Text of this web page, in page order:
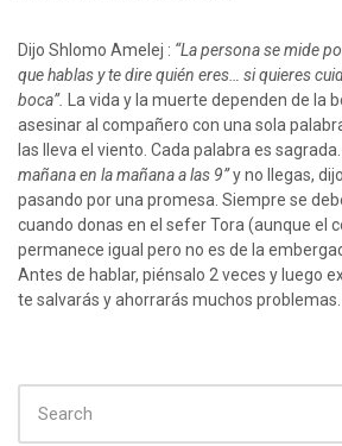
Dijo Shlomo Amelej : “La persona se mide
que hablas y te dire quién eres… si quieres
boca”.
La vida y la muerte dependen de la
asesinar al compañero con una sola
las lleva el viento. Cada palabra es
mañana en la mañana a las 9”y no llegas,
pasando por una promesa. Siempre se
cuando donas en el sefer Tora (aunque el
permanece igual pero no es de la
Antes de hablar, piénsalo 2 veces y luego
te salvarás y ahorrarás muchos problemas.
SEARCH
FOR: